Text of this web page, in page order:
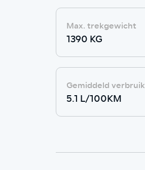
Max. trekgewicht
1390 KG
Gemiddeld verbruik
5.1 L/100KM